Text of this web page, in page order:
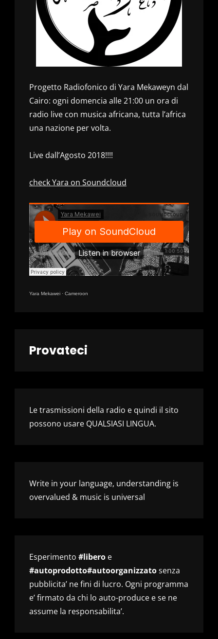
Progetto Radiofonico di Yara Mekaweyn dal
Cairo: ogni domencia alle 21:00 un ora di
radio live con musica africana, tutta l’africa
una nazione per volta.
Live dall’Agosto 2018!!!!
check Yara on Soundcloud
Yara Mekawei · Cameroon
Provateci
Le trasmissioni della radio e quindi il sito
possono usare QUALSIASI LINGUA.
Write in your language, understanding is
overvalued & music is universal
Esperimento #libero e
#autoprodotto#autoorganizzatosenza
pubblicita’ ne fini di lucro. Ogni programma
e’ firmato da chi lo auto-produce e se ne
assume la responsabilita’.